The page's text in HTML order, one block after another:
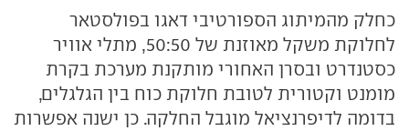
כחלק מהמיתוג הספורטיבי דאגו בפולסטאר
לחלוקת משקל מאוזנת של 50:50, מתלי אוויר
כסטנדרט ובסרן האחורי מותקנת מערכת בקרת
מומנט וקטורית לטובת חלוקת כוח בין הגלגלים,
בדומה לדיפרנציאל מוגבל החלקה. כן ישנה אפשרות